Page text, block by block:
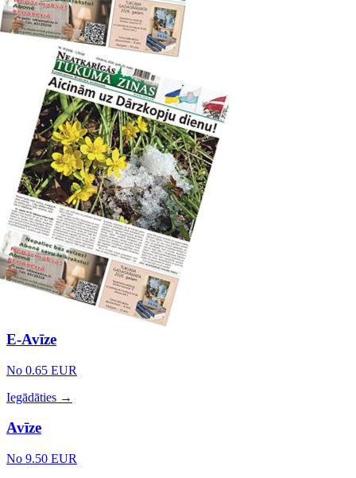
E-Avīze
No 0.65 EUR
Iegādāties →
Avīze
No 9.50 EUR